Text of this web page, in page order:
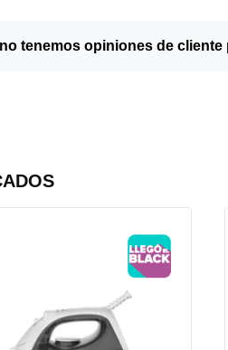
tenemos opiniones de cliente